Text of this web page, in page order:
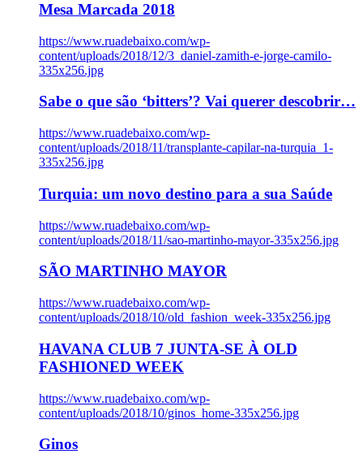
Mesa Marcada 2018
https://www.ruadebaixo.com/wp-
content/uploads/2018/12/3_daniel-zamith-e-jorge-camilo-
335x256.jpg
Sabe o que são ‘bitters’? Vai querer descobrir…
https://www.ruadebaixo.com/wp-
content/uploads/2018/11/transplante-capilar-na-turquia_1-
335x256.jpg
Turquia: um novo destino para a sua Saúde
https://www.ruadebaixo.com/wp-
content/uploads/2018/11/sao-martinho-mayor-335x256.jpg
SÃO MARTINHO MAYOR
https://www.ruadebaixo.com/wp-
content/uploads/2018/10/old_fashion_week-335x256.jpg
HAVANA CLUB 7 JUNTA-SE À OLD
FASHIONED WEEK
https://www.ruadebaixo.com/wp-
content/uploads/2018/10/ginos_home-335x256.jpg
Ginos